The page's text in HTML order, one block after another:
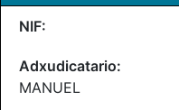
MANUEL